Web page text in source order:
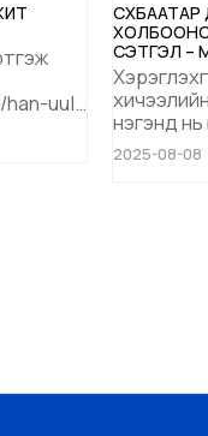
uul
СҮХБААТАР
СЭТГЭЛ –
АЯН
нэгэнд нь
гэрэл
сэтгэл –
2025-08-08